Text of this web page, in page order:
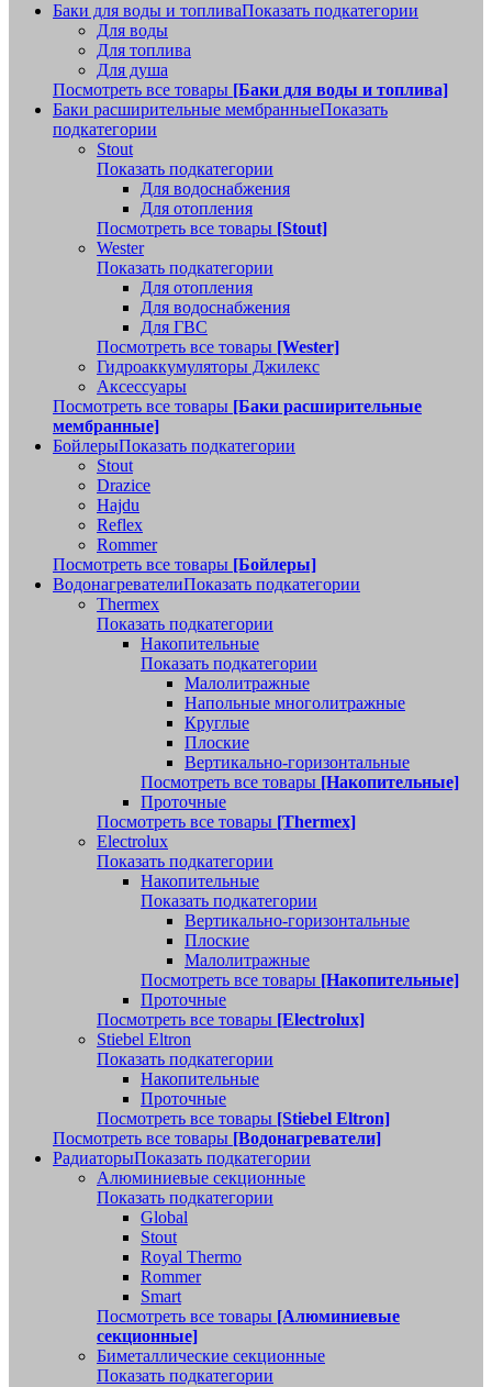
Баки для воды и топливаПоказать подкатегории
Для воды
Для топлива
Для душа
Посмотреть все товары [Баки для воды и топлива]
Баки расширительные мембранныеПоказать
подкатегории
Stout
Показать подкатегории
Для водоснабжения
Для отопления
Посмотреть все товары [Stout]
Wester
Показать подкатегории
Для отопления
Для водоснабжения
Для ГВС
Посмотреть все товары [Wester]
Гидроаккумуляторы Джилекс
Аксессуары
Посмотреть все товары [Баки расширительные
мембранные]
БойлерыПоказать подкатегории
Stout
Drazice
Hajdu
Reflex
Rommer
Посмотреть все товары [Бойлеры]
ВодонагревателиПоказать подкатегории
Thermex
Показать подкатегории
Накопительные
Показать подкатегории
Малолитражные
Напольные многолитражные
Круглые
Плоские
Вертикально-горизонтальные
Посмотреть все товары [Накопительные]
Проточные
Посмотреть все товары [Thermex]
Electrolux
Показать подкатегории
Накопительные
Показать подкатегории
Вертикально-горизонтальные
Плоские
Малолитражные
Посмотреть все товары [Накопительные]
Проточные
Посмотреть все товары [Electrolux]
Stiebel Eltron
Показать подкатегории
Накопительные
Проточные
Посмотреть все товары [Stiebel Eltron]
Посмотреть все товары [Водонагреватели]
РадиаторыПоказать подкатегории
Алюминиевые секционные
Показать подкатегории
Global
Stout
Royal Thermo
Rommer
Smart
Посмотреть все товары [Алюминиевые
секционные]
Биметаллические секционные
Показать подкатегории